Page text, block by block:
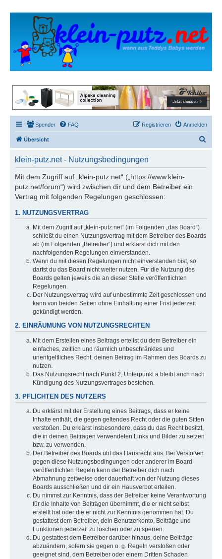
Spender FAQ Anmelden
Registrieren
Übersicht
klein-putz.net - Nutzungsbedingungen
Mit dem Zugriff auf „klein-putz.net“ („https://www.klein-
putz.net/forum“) wird zwischen dir und dem Betreiber ein
Vertrag mit folgenden Regelungen geschlossen:
1. NUTZUNGSVERTRAG
Mit dem Zugriff auf „klein-putz.net“ (im Folgenden „das Board“)
schließt du einen Nutzungsvertrag mit dem Betreiber des Boards
ab (im Folgenden „Betreiber“) und erklärst dich mit den
nachfolgenden Regelungen einverstanden.
Wenn du mit diesen Regelungen nicht einverstanden bist, so
darfst du das Board nicht weiter nutzen. Für die Nutzung des
Boards gelten jeweils die an dieser Stelle veröffentlichten
Regelungen.
Der Nutzungsvertrag wird auf unbestimmte Zeit geschlossen und
kann von beiden Seiten ohne Einhaltung einer Frist jederzeit
gekündigt werden.
2. EINRÄUMUNG VON NUTZUNGSRECHTEN
Mit dem Erstellen eines Beitrags erteilst du dem Betreiber ein
einfaches, zeitlich und räumlich unbeschränktes und
unentgeltliches Recht, deinen Beitrag im Rahmen des Boards zu
nutzen.
Das Nutzungsrecht nach Punkt 2, Unterpunkt a bleibt auch nach
Kündigung des Nutzungsvertrages bestehen.
3. PFLICHTEN DES NUTZERS
Du erklärst mit der Erstellung eines Beitrags, dass er keine
Inhalte enthält, die gegen geltendes Recht oder die guten Sitten
verstoßen. Du erklärst insbesondere, dass du das Recht besitzt,
die in deinen Beiträgen verwendeten Links und Bilder zu setzen
bzw. zu verwenden.
Der Betreiber des Boards übt das Hausrecht aus. Bei Verstößen
gegen diese Nutzungsbedingungen oder anderer im Board
veröffentlichten Regeln kann der Betreiber dich nach
Abmahnung zeitweise oder dauerhaft von der Nutzung dieses
Boards ausschließen und dir ein Hausverbot erteilen.
Du nimmst zur Kenntnis, dass der Betreiber keine Verantwortung
für die Inhalte von Beiträgen übernimmt, die er nicht selbst
erstellt hat oder die er nicht zur Kenntnis genommen hat. Du
gestattest dem Betreiber, dein Benutzerkonto, Beiträge und
Funktionen jederzeit zu löschen oder zu sperren.
Du gestattest dem Betreiber darüber hinaus, deine Beiträge
abzuändern, sofern sie gegen o. g. Regeln verstoßen oder
geeignet sind, dem Betreiber oder einem Dritten Schaden